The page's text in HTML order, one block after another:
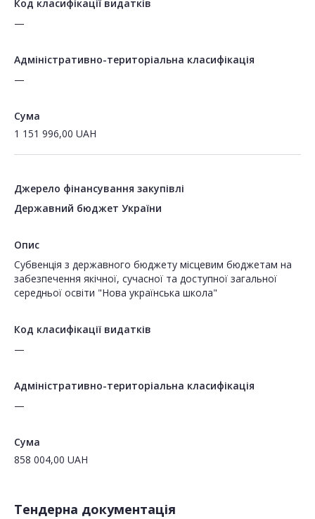
Код класифікації видатків
—
Адміністративно-територіальна класифікація
—
Сума
1 151 996,00 UAH
Джерело фінансування закупівлі
Державний бюджет України
Опис
Субвенція з державного бюджету місцевим бюджетам на
забезпечення якічної, сучасної та доступної загальної
середньої освіти "Нова українська школа"
Код класифікації видатків
—
Адміністративно-територіальна класифікація
—
Сума
858 004,00 UAH
Тендерна документація